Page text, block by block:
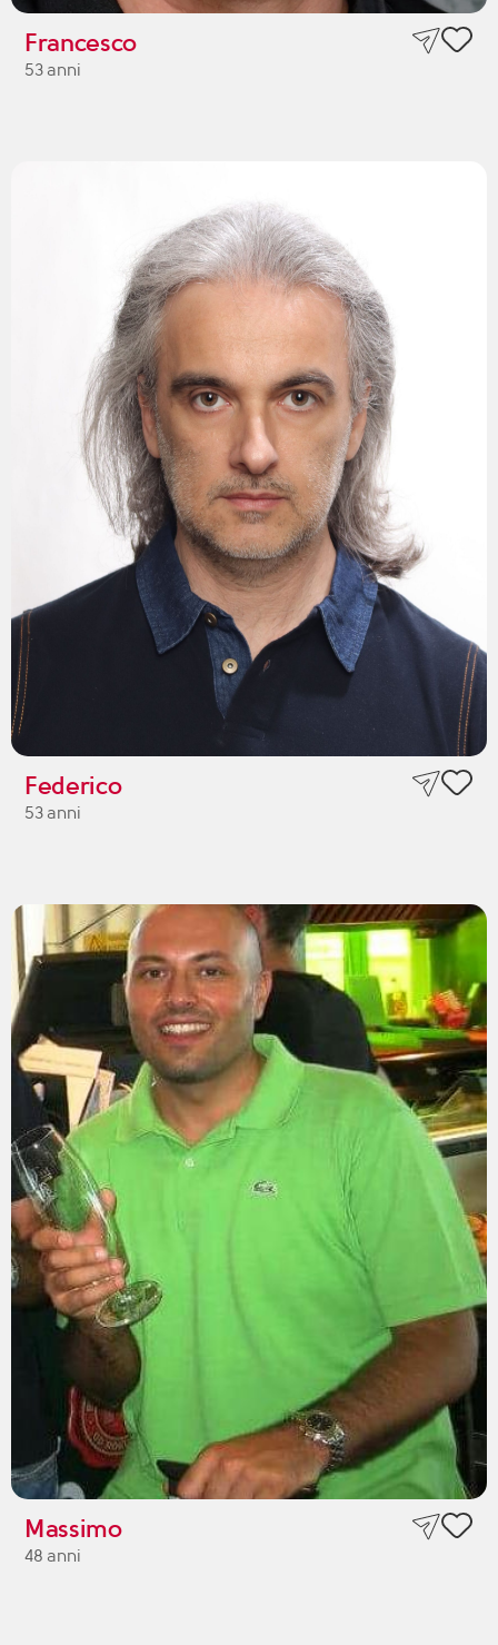
Francesco
53 anni
Federico
53 anni
Massimo
48 anni